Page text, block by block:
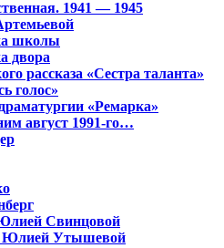
1941 — 1945
школы
двора
рассказа «Сестра таланта»
голос»
«Ремарка»
август 1991-го…
Свинцовой
Юлией Утышевой